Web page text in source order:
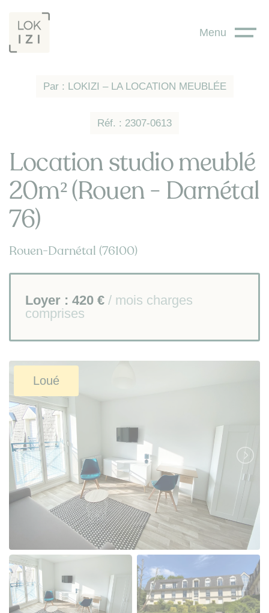
Menu
Réf. : 2307-0613
Par : LOKIZI – LA LOCATION MEUBLÉE
Location studio meublé
20m² (Rouen - Darnétal
76)
Rouen-Darnétal (76100)
Loyer : 420 € / mois charges
comprises
Loué